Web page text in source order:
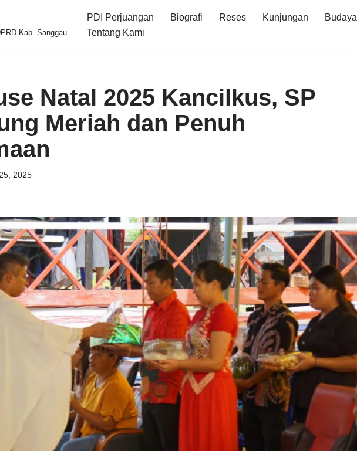
Kab. Sanggau
PDI Perjuangan Biografi Reses Kunjungan Budaya
Tentang Kami
Natal 2025 Kancilkus, SP
Meriah dan Penuh
2025